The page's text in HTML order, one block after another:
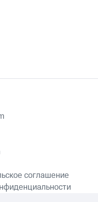
соглашение